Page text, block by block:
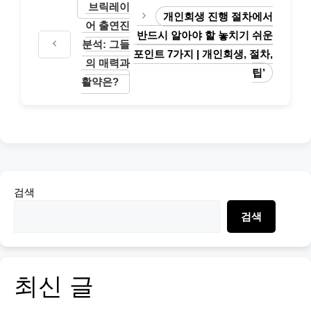
브릭레이
어 출연진
분석: 그들
의 매력과
활약은?
개인회생 진행 절차에서
반드시 알아야 할 놓치기 쉬운
포인트 7가지 | 개인회생, 절차,
팁’
검색
검색
최신 글